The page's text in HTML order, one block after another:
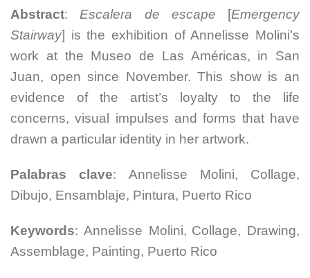
Abstract: Escalera de escape [Emergency
Stairway] is the exhibition of Annelisse Molini’s
work at the Museo de Las Américas, in San
Juan, open since November. This show is an
evidence of the artist’s loyalty to the life
concerns, visual impulses and forms that have
drawn a particular identity in her artwork.
Palabras clave: Annelisse Molini, Collage,
Dibujo, Ensamblaje, Pintura, Puerto Rico
Keywords: Annelisse Molini, Collage, Drawing,
Assemblage, Painting, Puerto Rico